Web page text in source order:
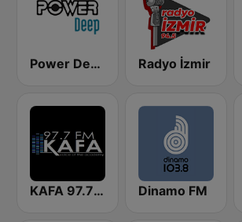
Power Deep Radyo İzmir
KAFA 97.7 The Academy FM Dinamo FM